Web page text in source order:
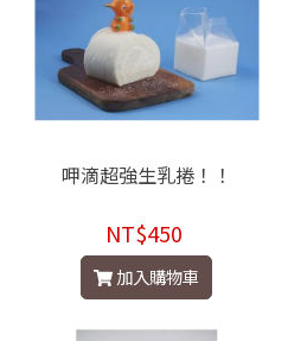
呷滴超強生乳捲！！
NT$450
加入購物車